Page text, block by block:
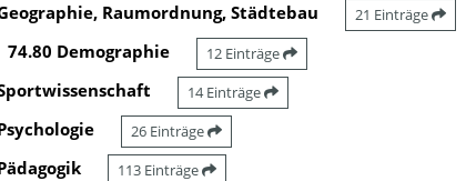
Raumordnung, Städtebau 21 Einträge
74.80 Demographie 12 Einträge
14 Einträge
26 Einträge
113 Einträge